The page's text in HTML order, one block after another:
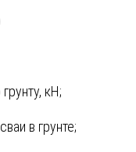
кН;
в грунте;